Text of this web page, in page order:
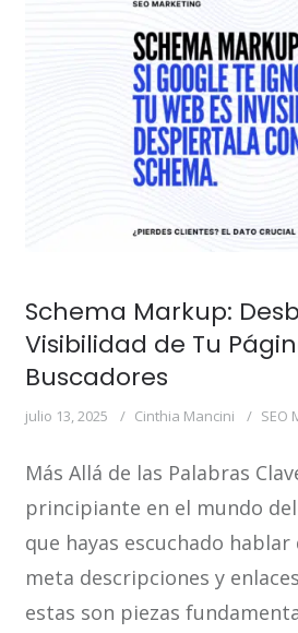
Schema Markup:
Visibilidad de Tu
Buscadores
julio 13, 2025 Cinthia Mancini SEO
Más Allá de las Palabras
principiante en el mundo
que hayas escuchado
meta descripciones y
estas son piezas